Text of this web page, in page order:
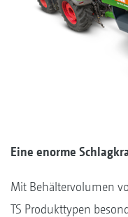
Eine enorme
Mit Behältervolumen
TS Produkttypen